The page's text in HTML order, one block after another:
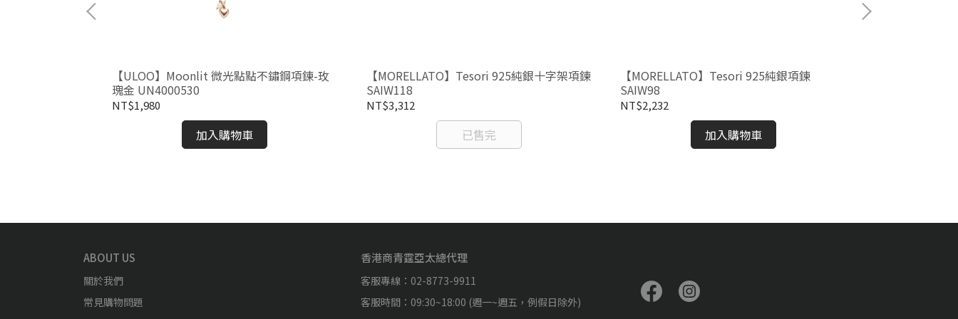
【ULOO】Moonlit 微光點點不鏽鋼項鍊-玫
瑰金 UN4000530
NT$1,980
加入購物車
【MORELLATO】Tesori 925純銀十字架項鍊
SAIW118
NT$3,312
已售完
【MORELLATO】Tesori 925純銀項鍊
SAIW98
NT$2,232
加入購物車
ABOUT US
關於我們
常見購物問題
香港商青霆亞太總代理
客服專線：02-8773-9911
客服時間：09:30~18:00 (週一~週五，例假日除外)